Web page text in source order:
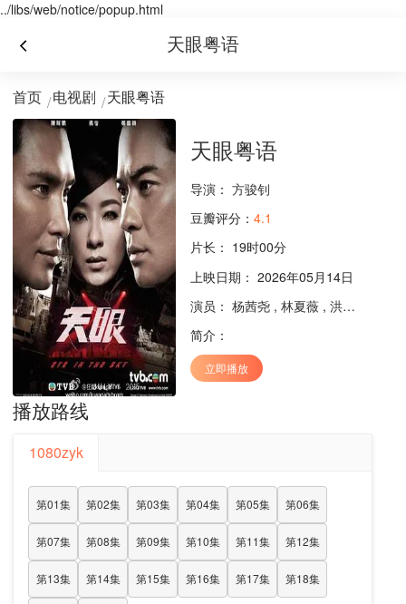
../libs/web/notice/popup.html
天眼粤语
首页 电视剧 天眼粤语
天眼粤语
导演： 方骏钊
豆瓣评分： 4.1
片长： 19时00分
上映日期： 2026年05月14日
演员： 杨茜尧 , 林夏薇 , 洪永城
简介：
立即播放
播放路线
1080zyk
第01集 第02集 第03集 第04集 第05集 第06集
第07集 第08集 第09集 第10集 第11集 第12集
第13集 第14集 第15集 第16集 第17集 第18集